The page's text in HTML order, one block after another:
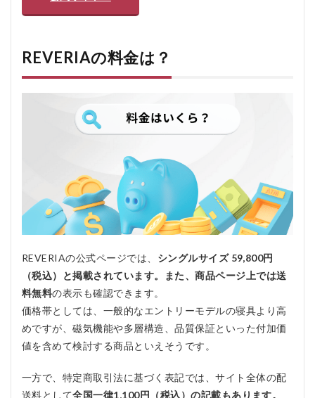
カバ
ーは
か？
6.5
Q5.
REVERIAの料金は？
REVERIAの公式ページでは、 シングルサイズ 59,800円
（税込）と掲載されています。また、商品ページ上では送
料無料の表示も確認できます。
価格帯としては、一般的なエントリーモデルの寝具より高
めですが、磁気機能や多層構造、品質保証といった付加価
値を含めて検討する商品といえそうです。
一方で、特定商取引法に基づく表記では、サイト全体の配
送料として全国一律1,100円（税込）の記載もあります。